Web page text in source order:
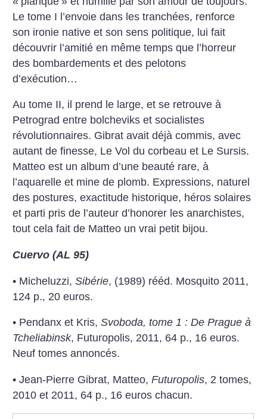
Le tome I l’envoie dans les tranchées, renforce
son ironie native et son sens politique, lui fait
découvrir l’amitié en même temps que l’horreur
des bombardements et des pelotons
d’exécution…
Au tome II, il prend le large, et se retrouve à
Petrograd entre bolcheviks et socialistes
révolutionnaires. Gibrat avait déjà commis, avec
autant de finesse, Le Vol du corbeau et Le Sursis.
Matteo est un album d’une beauté rare, à
l’aquarelle et mine de plomb. Expressions, naturel
des postures, exactitude historique, héros solaires
et parti pris de l’auteur d’honorer les anarchistes,
tout cela fait de Matteo un vrai petit bijou.
Cuervo (AL 95)
• Micheluzzi,Sibérie, (1989) rééd. Mosquito 2011,
124 p., 20 euros.
• Pendanx et Kris,Svoboda, tome 1 : De Prague à
Tcheliabinsk, Futuropolis, 2011, 64 p., 16 euros.
Neuf tomes annoncés.
• Jean-Pierre Gibrat, Matteo,Futuropolis, 2 tomes,
2010 et 2011, 64 p., 16 euros chacun.